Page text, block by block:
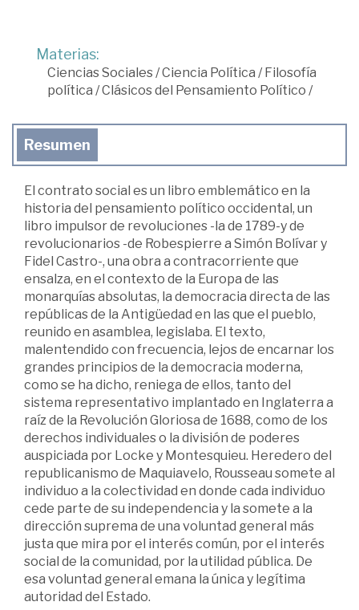
Materias:
Ciencias Sociales/Ciencia Política /Filosofía
política /Clásicos del Pensamiento Político /
Resumen
El contrato social es un libro emblemático en la
historia del pensamiento político occidental, un
libro impulsor de revoluciones -la de 1789-y de
revolucionarios -de Robespierre a Simón Bolívar y
Fidel Castro-, una obra a contracorriente que
ensalza, en el contexto de la Europa de las
monarquías absolutas, la democracia directa de las
repúblicas de la Antigüedad en las que el pueblo,
reunido en asamblea, legislaba. El texto,
malentendido con frecuencia, lejos de encarnar los
grandes principios de la democracia moderna,
como se ha dicho, reniega de ellos, tanto del
sistema representativo implantado en Inglaterra a
raíz de la Revolución Gloriosa de 1688, como de los
derechos individuales o la división de poderes
auspiciada por Locke y Montesquieu. Heredero del
republicanismo de Maquiavelo, Rousseau somete al
individuo a la colectividad en donde cada individuo
cede parte de su independencia y la somete a la
dirección suprema de una voluntad general más
justa que mira por el interés común, por el interés
social de la comunidad, por la utilidad pública. De
esa voluntad general emana la única y legítima
autoridad del Estado.